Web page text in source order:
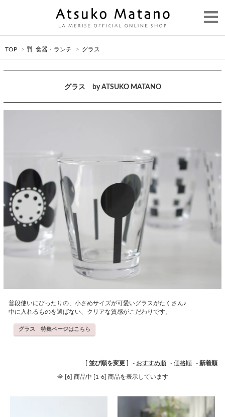
TOP > 食器・ランチ > グラス
グラス by ATSUKO MATANO
普段使いにぴったりの、小さめサイズが可愛いグラスがたくさん♪
中に入れるものを選ばない、クリアな質感がこだわりです。
グラス 特集ページはこちら
[ 並び順を変更 ] - おすすめ順 - 価格順 - 新着順
全 [6] 商品中 [1-6] 商品を表示しています